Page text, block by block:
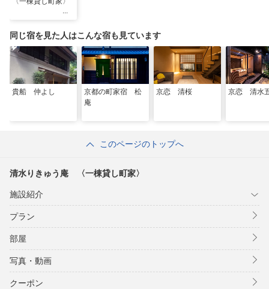
同じ宿を見た人はこんな宿も見ています
貴船 仲よし
京都の町家宿 松
庵
京恋 清桜 京恋 清水
このページのトップへ
清水りきゅう庵 〈一棟貸し町家〉
施設紹介
プラン
部屋
写真・動画
クーポン